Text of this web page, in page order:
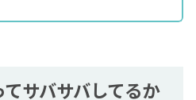
サバサバしてるか